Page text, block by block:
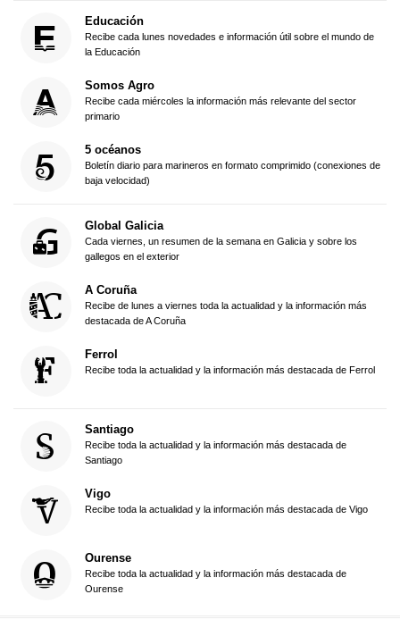
Educación
Recibe cada lunes novedades e información útil sobre el mundo de
la Educación
Somos Agro
Recibe cada miércoles la información más relevante del sector
primario
5 océanos
Boletín diario para marineros en formato comprimido (conexiones de
baja velocidad)
Global Galicia
Cada viernes, un resumen de la semana en Galicia y sobre los
gallegos en el exterior
A Coruña
Recibe de lunes a viernes toda la actualidad y la información más
destacada de A Coruña
Ferrol
Recibe toda la actualidad y la información más destacada de Ferrol
Santiago
Recibe toda la actualidad y la información más destacada de
Santiago
Vigo
Recibe toda la actualidad y la información más destacada de Vigo
Ourense
Recibe toda la actualidad y la información más destacada de
Ourense